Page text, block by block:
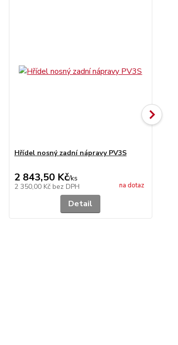
Hřídel nosný zadní nápravy PV3S
2 843,50 Kč/ks
2 350,00 Kč bez DPH na dotaz
Detail